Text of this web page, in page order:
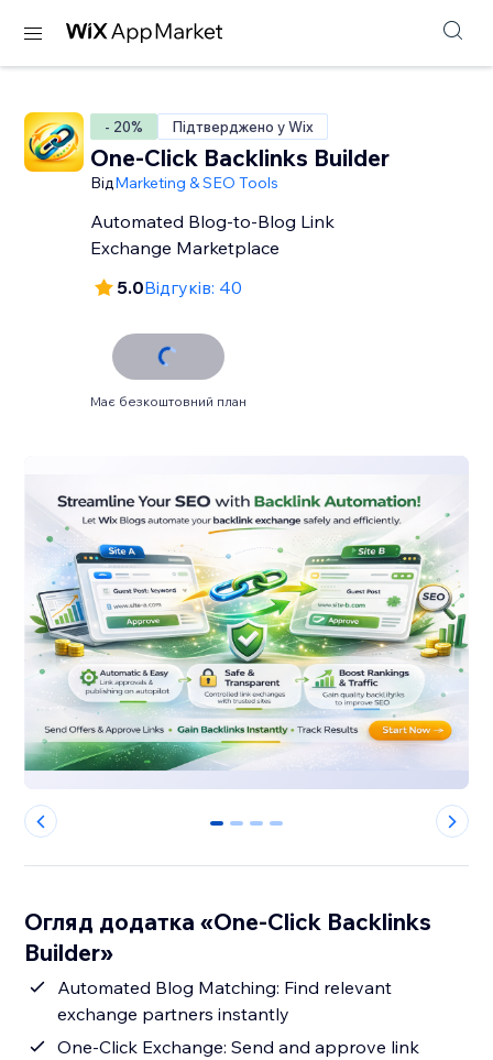
- 20% Підтверджено у Wix
One-Click Backlinks Builder
ВідMarketing & SEO Tools
Automated Blog-to-Blog Link
Exchange Marketplace
5.0Відгуків: 40
Має безкоштовний план
0 1 2 3
Огляд додатка «One-Click Backlinks
Builder»
Automated Blog Matching: Find relevant
exchange partners instantly
One-Click Exchange: Send and approve link